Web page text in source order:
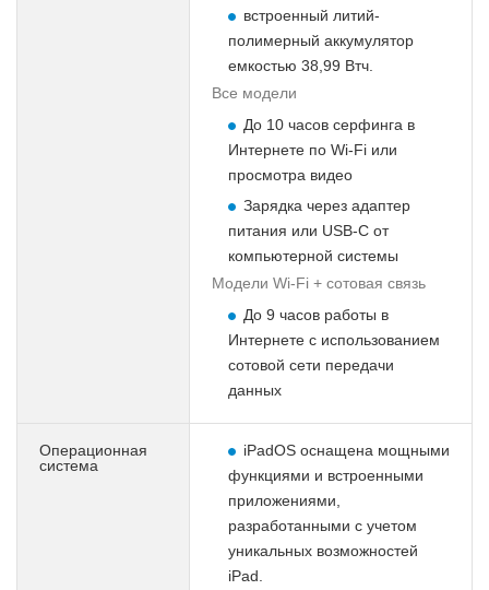
встроенный литий-
полимерный аккумулятор
емкостью 38,99 Втч.
Все модели
До 10 часов серфинга в
Интернете по Wi-Fi или
просмотра видео
Зарядка через адаптер
питания или USB-C от
компьютерной системы
Модели Wi-Fi + сотовая связь
До 9 часов работы в
Интернете с использованием
сотовой сети передачи
данных
Операционная
система
iPadOS оснащена мощными
функциями и встроенными
приложениями,
разработанными с учетом
уникальных возможностей
iPad.